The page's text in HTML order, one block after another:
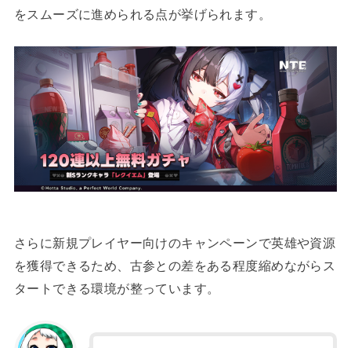
をスムーズに進められる点が挙げられます。
さらに新規プレイヤー向けのキャンペーンで英雄や資源
を獲得できるため、古参との差をある程度縮めながらス
タートできる環境が整っています。